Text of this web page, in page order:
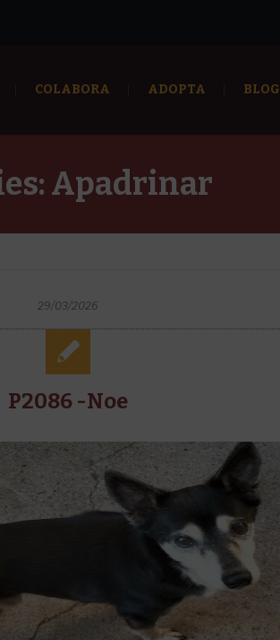
COLABORA ADOPTA BLOG
Apadrinar
29/03/2026
P2086 -Noe